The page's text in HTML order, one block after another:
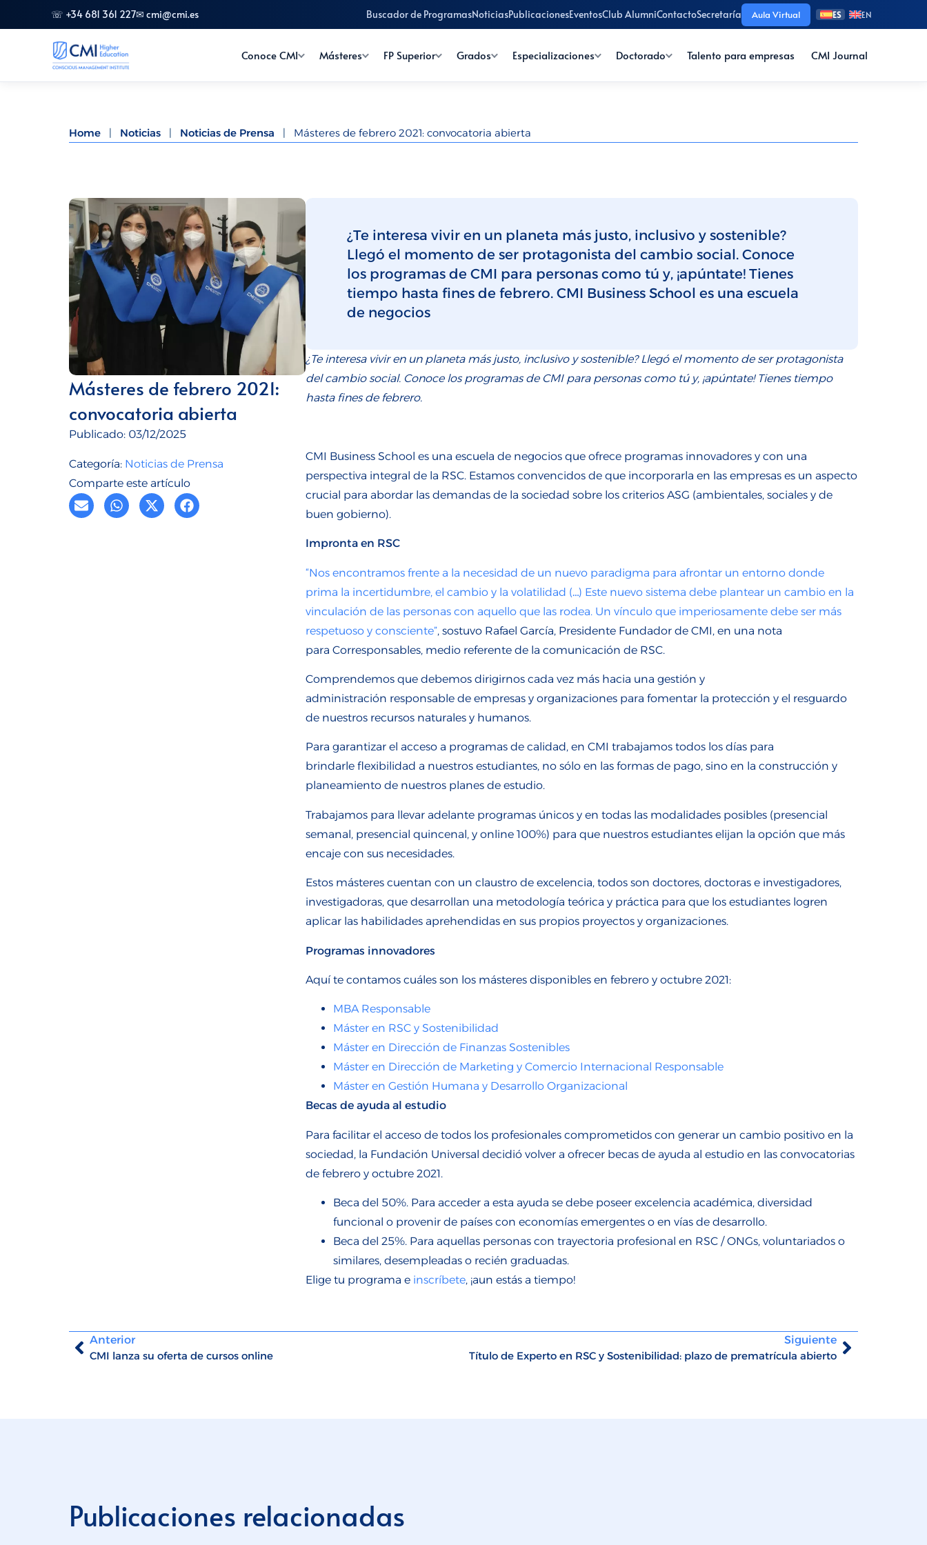
☏ +34 681 361 227✉ cmi@cmi.es Buscador de ProgramasNoticiasPublicacionesEventosClub AlumniContactoSecretaría Aula Virtual ES EN
Conoce CMI Másteres FP Superior Grados Especializaciones Doctorado Talento para empresas CMI Journal
Home | Noticias | Noticias de Prensa | Másteres de febrero 2021: convocatoria abierta
Másteres de febrero 2021:
convocatoria abierta
Publicado: 03/12/2025
Categoría: Noticias de Prensa
Comparte este artículo
¿Te interesa vivir en un planeta más justo, inclusivo y sostenible?
Llegó el momento de ser protagonista del cambio social. Conoce
los programas de CMI para personas como tú y, ¡apúntate! Tienes
tiempo hasta fines de febrero. CMI Business School es una escuela
de negocios
¿Te interesa vivir en un planetamás justo, inclusivo y sostenible?Llegó elmomento de ser protagonista
del cambiosocial. Conoce los programasde CMI para personas como tú y, ¡apúntate! Tienes tiempo
hasta fines de febrero.
CMI BusinessSchool es una escuela de negocios que ofrece programas innovadores y con una
perspectiva integral de la RSC. Estamos convencidosdeque incorporarla en las empresas es un aspecto
crucial paraabordar las demandas de la sociedad sobre los criterios ASG (ambientales, sociales y de
buen gobierno).
Impronta en RSC
“Nos encontramos frente a la necesidad de un nuevo paradigma para afrontar un entorno donde
prima la incertidumbre, el cambio y la volatilidad (…) Este nuevo sistema debe plantear un cambio en la
vinculación de las personas con aquello que las rodea. Un vínculo que imperiosamente debe ser más
respetuoso y consciente”, sostuvo Rafael García, Presidente Fundador de CMI, en una nota
paraCorresponsables, medio referente de la comunicación de RSC.
Comprendemos que debemosdirigirnos cada vez más hacia unagestión y
administración responsablede empresasy organizaciones para fomentar la protección y el resguardo
de nuestros recursos naturales y humanos.
Para garantizar el acceso a programas de calidad, en CMI trabajamostodos los días para
brindarle flexibilidad a nuestros estudiantes, no sóloen lasformas de pago, sino en la construcción y
planeamiento de nuestros planes de estudio.
Trabajamos para llevaradelante programas únicos y en todas las modalidades posibles (presencial
semanal, presencial quincenal, y online 100%) para que nuestros estudiantes elijan la opción que más
encaje con sus necesidades.
Estos másterescuentan con un claustro de excelencia, todos son doctores, doctoras e investigadores,
investigadoras, que desarrollan una metodología teórica y práctica para que los estudiantes logren
aplicar las habilidades aprehendidas en sus propios proyectos y organizaciones.
Programas innovadores
Aquí tecontamos cuáles son los másteres disponibles en febrero y octubre 2021:
MBA Responsable
Máster en RSC y Sostenibilidad
Máster en Dirección de Finanzas Sostenibles
Máster en Dirección de Marketing y Comercio Internacional Responsable
Máster en Gestión Humana y Desarrollo Organizacional
Becasde ayuda al estudio
Para facilitar el acceso de todos los profesionales comprometidos con generar un cambio positivo en la
sociedad, la Fundación Universal decidió volver a ofrecer becas de ayuda al estudioen las convocatorias
de febrero y octubre 2021.
Beca del 50%. Para acceder a esta ayuda se debe poseer excelencia académica, diversidad
funcional o provenir de países con economías emergentes o en vías de desarrollo.
Beca del 25%. Paraaquellas personas con trayectoria profesional en RSC /ONGs, voluntariados o
similares, desempleadas o recién graduadas.
Eligetu programa e inscríbete, ¡aun estás a tiempo!
Anterior
CMI lanza su oferta de cursos online
Siguiente
Título de Experto en RSC y Sostenibilidad: plazo de prematrícula abierto
Publicaciones relacionadas